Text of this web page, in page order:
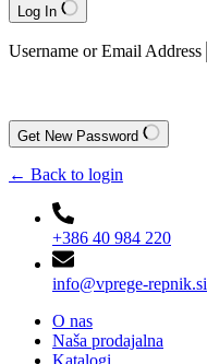
Log In
Username or Email Address
Get New Password
← Back to login
+386 40 984 220
info@vprege-repnik.si
O nas
Naša prodajalna
Katalogi